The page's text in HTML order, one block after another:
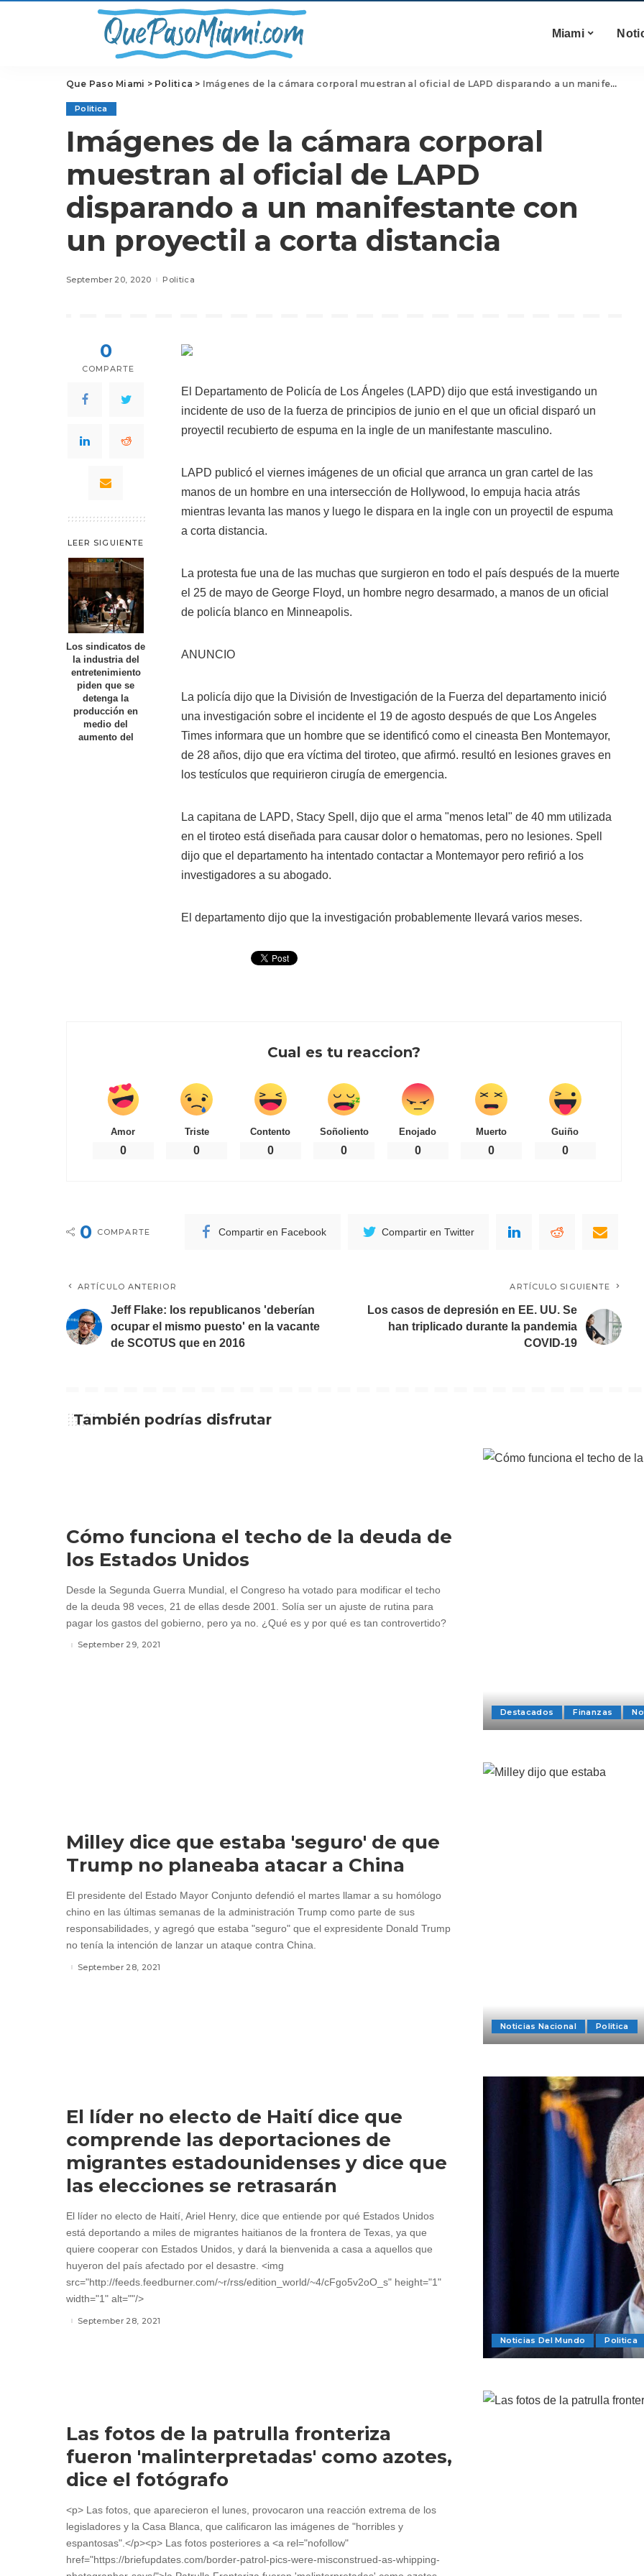
Miami
Que Paso Miami > Politica > Imágenes de la cámara corporal muestran al oficial de LAPD disparando a un manifestante con un proyectil a corta distancia
Politica
Imágenes de la cámara corporal
muestran al oficial de LAPD
disparando a un manifestante con
un proyectil a corta distancia
September 20, 2020 Politica
0
COMPARTE
LEER SIGUIENTE
Los sindicatos de
la industria del
entretenimiento
piden que se
detenga la
producción en
medio del
aumento del
El Departamento de Policía de Los Ángeles (LAPD) dijo que está investigando un
incidente de uso de la fuerza de principios de junio en el que un oficial disparó un
proyectil recubierto de espuma en la ingle de un manifestante masculino.
LAPD publicó el viernes imágenes de un oficial que arranca un gran cartel de las
manos de un hombre en una intersección de Hollywood, lo empuja hacia atrás
mientras levanta las manos y luego le dispara en la ingle con un proyectil de espuma
a corta distancia.
La protesta fue una de las muchas que surgieron en todo el país después de la muerte
el 25 de mayo de George Floyd, un hombre negro desarmado, a manos de un oficial
de policía blanco en Minneapolis.
ANUNCIO
La policía dijo que la División de Investigación de la Fuerza del departamento inició
una investigación sobre el incidente el 19 de agosto después de que Los Angeles
Times informara que un hombre que se identificó como el cineasta Ben Montemayor,
de 28 años, dijo que era víctima del tiroteo, que afirmó. resultó en lesiones graves en
los testículos que requirieron cirugía de emergencia.
La capitana de LAPD, Stacy Spell, dijo que el arma "menos letal" de 40 mm utilizada
en el tiroteo está diseñada para causar dolor o hematomas, pero no lesiones. Spell
dijo que el departamento ha intentado contactar a Montemayor pero refirió a los
investigadores a su abogado.
El departamento dijo que la investigación probablemente llevará varios meses.
Cual es tu reaccion?
Amor
0
Triste
0
Contento
0
Soñoliento
0
Enojado
0
Muerto
0
Guiño
0
0 COMPARTE Compartir en Facebook Compartir en Twitter
ARTÍCULO ANTERIOR
Jeff Flake: los republicanos 'deberían
ocupar el mismo puesto' en la vacante
de SCOTUS que en 2016
ARTÍCULO SIGUIENTE
Los casos de depresión en EE. UU. Se
han triplicado durante la pandemia
COVID-19
También podrías disfrutar
Destacados Finanzas
Cómo funciona el techo de la deuda de
los Estados Unidos
Desde la Segunda Guerra Mundial, el Congreso ha votado para modificar el techo
de la deuda 98 veces, 21 de ellas desde 2001. Solía ser un ajuste de rutina para
pagar los gastos del gobierno, pero ya no. ¿Qué es y por qué es tan controvertido?
September 29, 2021
Noticias Nacional Politica
Milley dice que estaba 'seguro' de que
Trump no planeaba atacar a China
El presidente del Estado Mayor Conjunto defendió el martes llamar a su homólogo
chino en las últimas semanas de la administración Trump como parte de sus
responsabilidades, y agregó que estaba "seguro" que el expresidente Donald Trump
no tenía la intención de lanzar un ataque contra China.
September 28, 2021
Noticias Del Mundo Politica
El líder no electo de Haití dice que
comprende las deportaciones de
migrantes estadounidenses y dice que
las elecciones se retrasarán
El líder no electo de Haití, Ariel Henry, dice que entiende por qué Estados Unidos
está deportando a miles de migrantes haitianos de la frontera de Texas, ya que
quiere cooperar con Estados Unidos, y dará la bienvenida a casa a aquellos que
huyeron del país afectado por el desastre. <img
src="http://feeds.feedburner.com/~r/rss/edition_world/~4/cFgo5v2oO_s" height="1"
width="1" alt=""/>
September 28, 2021
Las fotos de la patrulla fronteriza
fueron 'malinterpretadas' como azotes,
dice el fotógrafo
<p> Las fotos, que aparecieron el lunes, provocaron una reacción extrema de los
legisladores y la Casa Blanca, que calificaron las imágenes de "horribles y
espantosas".</p><p> Las fotos posteriores a <a rel="nofollow"
href="https://briefupdates.com/border-patrol-pics-were-misconstrued-as-whipping-